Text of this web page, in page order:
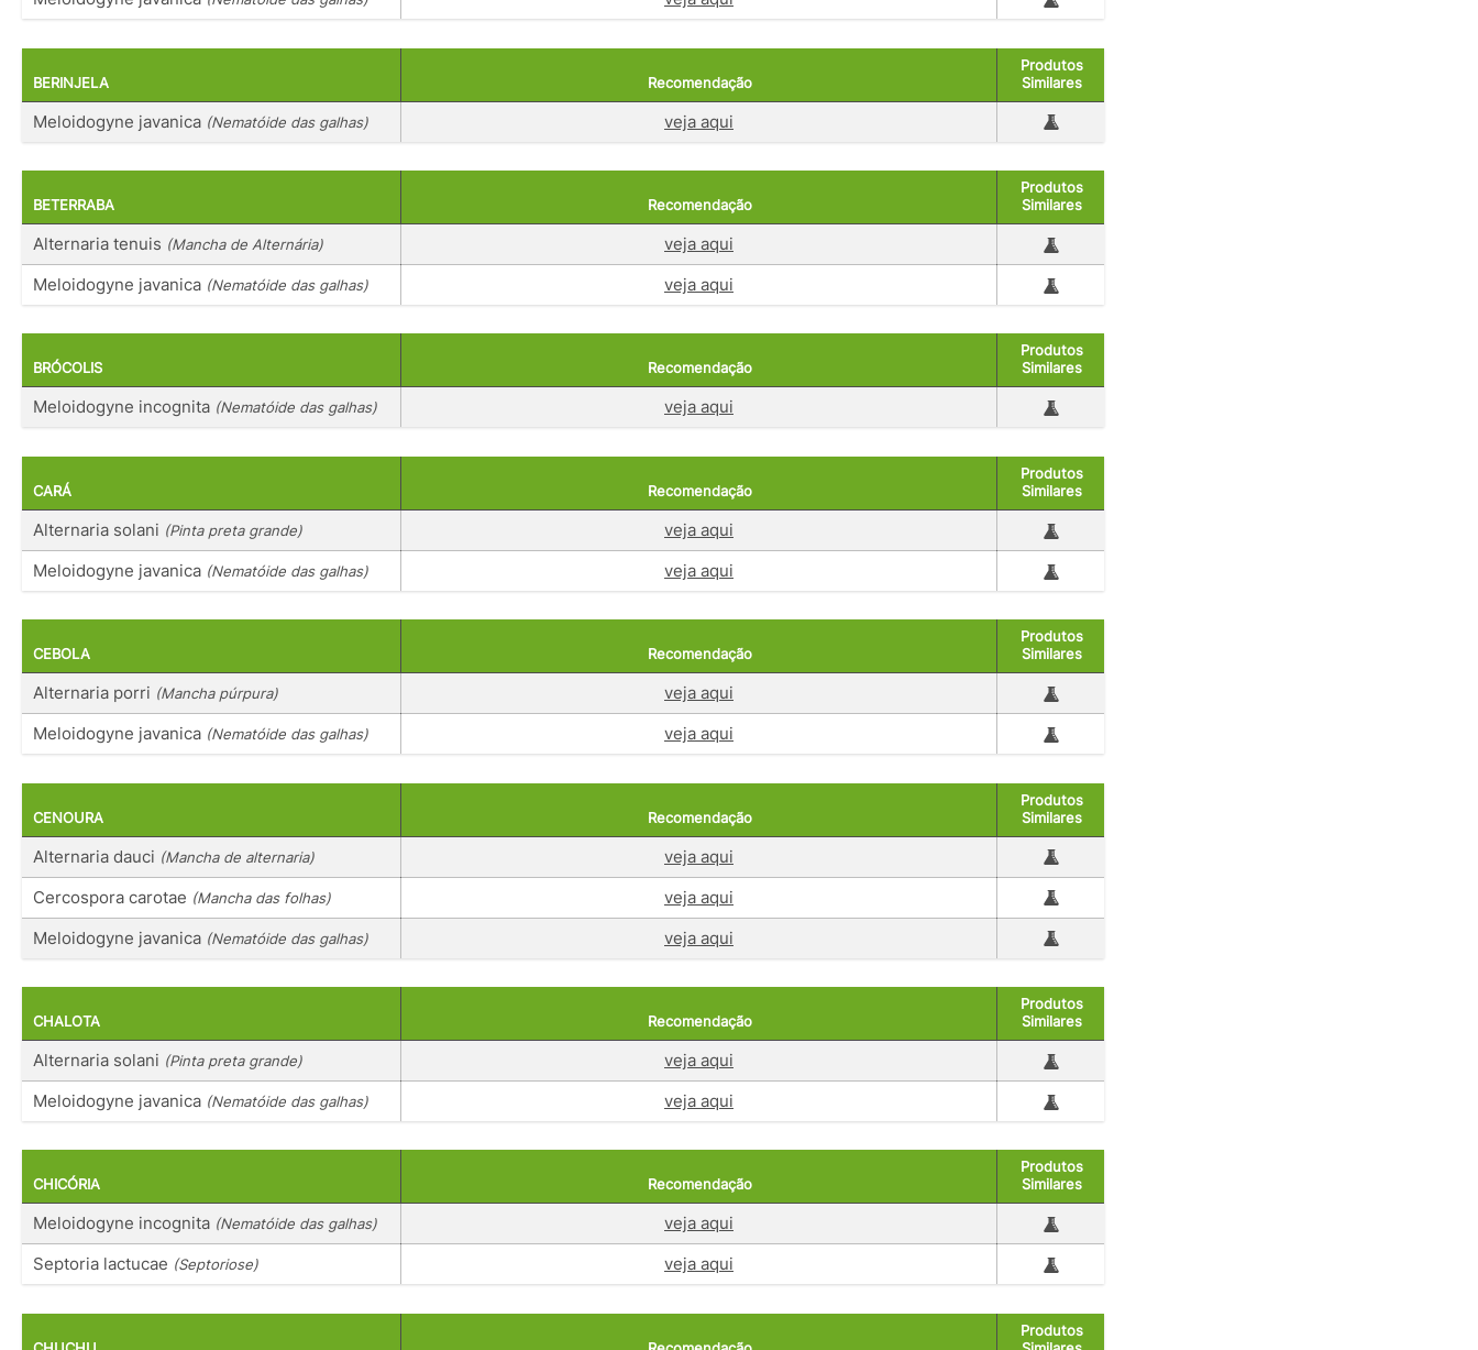
BERINJELA Recomendação
Produtos
Similares
Meloidogyne javanica (Nematóide das galhas) veja aqui
BETERRABA Recomendação
Produtos
Similares
Alternaria tenuis (Mancha de Alternária)
veja aqui
Meloidogyne javanica (Nematóide das galhas) veja aqui
BRÓCOLIS Recomendação
Produtos
Similares
Meloidogyne incognita (Nematóide das galhas) veja aqui
CARÁ Recomendação
Produtos
Similares
Alternaria solani (Pinta preta grande)
veja aqui
Meloidogyne javanica (Nematóide das galhas) veja aqui
CEBOLA Recomendação
Produtos
Similares
Alternaria porri (Mancha púrpura)
veja aqui
Meloidogyne javanica (Nematóide das galhas) veja aqui
CENOURA Recomendação
Produtos
Similares
Alternaria dauci (Mancha de alternaria)
veja aqui
Cercospora carotae (Mancha das folhas)
veja aqui
Meloidogyne javanica (Nematóide das galhas) veja aqui
CHALOTA Recomendação
Produtos
Similares
Alternaria solani (Pinta preta grande)
veja aqui
Meloidogyne javanica (Nematóide das galhas) veja aqui
CHICÓRIA Recomendação
Produtos
Similares
Meloidogyne incognita (Nematóide das galhas)
veja aqui
Septoria lactucae (Septoriose) veja aqui
Produtos